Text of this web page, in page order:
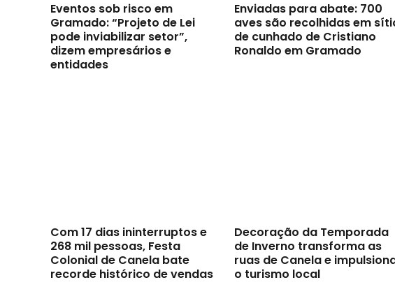
Eventos sob risco em
Gramado: “Projeto de Lei
pode inviabilizar setor”,
dizem empresários e
entidades
Enviadas para abate: 700
aves são recolhidas em
de cunhado de Cristiano
Ronaldo em Gramado
Com 17 dias ininterruptos e
268 mil pessoas, Festa
Colonial de Canela bate
recorde histórico de vendas
Decoração da Temporada
de Inverno transforma as
ruas de Canela e
o turismo local